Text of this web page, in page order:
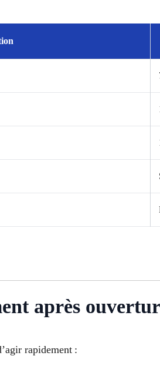
après
rapidement :